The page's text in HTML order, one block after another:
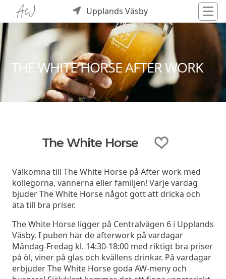
Upplands Väsby
THE WHITE HORSE AFTER WORK
The White Horse
Välkomna till The White Horse på After work med
kollegorna, vännerna eller familjen! Varje vardag
bjuder The White Horse något gott att dricka och
äta till bra priser.
The White Horse ligger på Centralvägen 6 i Upplands
Väsby. I puben har de afterwork på vardagar
Måndag-Fredag kl. 14:30-18:00 med riktigt bra priser
på öl, viner på glas och kvällens drinkar. På vardagar
erbjuder The White Horse goda AW-meny och